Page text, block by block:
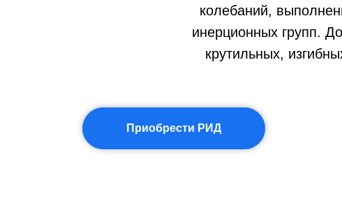
колебаний,
инерционных групп.
крутильных,
Приобрести РИД